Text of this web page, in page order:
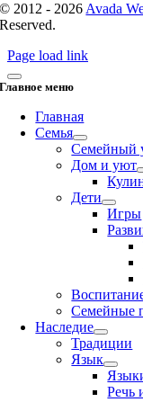
© 2012 - 2026 Avada
Reserved.
Page load link
Главное меню
Главная
Семья
Семейный
Дом и уют
Дети
Игры
Семейные
Наследие
Традиции
Язык
Речь